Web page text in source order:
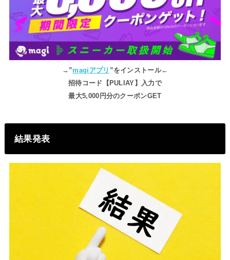
→”magiアプリ ”をインストール←
招待コード【PULIAY】入力で
最大5,000円分のクーポンGET
結果発表